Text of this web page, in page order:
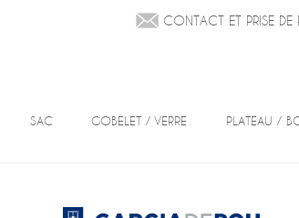
CONTACT ET PRISE DE
SAC GOBELET / VERRE PLATEAU /